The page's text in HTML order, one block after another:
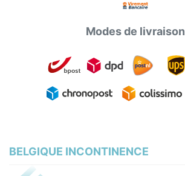
Modes de livraison
BELGIQUE INCONTINENCE